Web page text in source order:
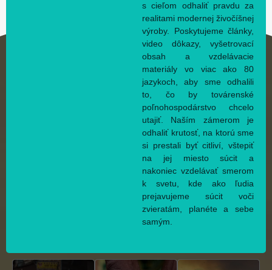
s cieľom odhaliť pravdu za
realitami modernej živočíšnej
výroby. Poskytujeme články,
video dôkazy, vyšetrovací
obsah a vzdelávacie
materiály vo viac ako 80
jazykoch, aby sme odhalili
to, čo by továrenské
poľnohospodárstvo chcelo
utajiť. Naším zámerom je
odhaliť krutosť, na ktorú sme
si prestali byť citliví, vštepiť
na jej miesto súcit a
nakoniec vzdelávať smerom
k svetu, kde ako ľudia
prejavujeme súcit voči
zvieratám, planéte a sebe
samým.